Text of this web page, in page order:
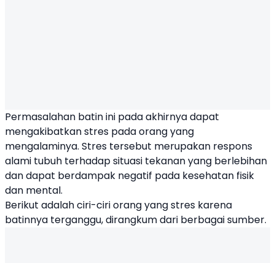
Permasalahan batin ini pada akhirnya dapat
mengakibatkan stres pada orang yang
mengalaminya. Stres tersebut merupakan respons
alami tubuh terhadap situasi tekanan yang berlebihan
dan dapat berdampak negatif pada kesehatan fisik
dan mental.
Berikut adalah ciri-ciri orang yang stres karena
batinnya terganggu, dirangkum dari berbagai sumber.